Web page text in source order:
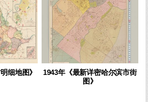
细地图》
1943年《最新详密哈尔滨市街
图》